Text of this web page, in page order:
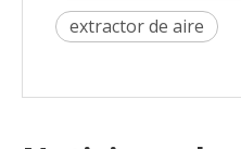
extractor de aire